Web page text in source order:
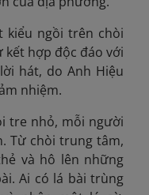
kiểu ngồi trên chòi
hợp độc đáo với
hát, do Anh Hiệu
nhiệm.
tre nhỏ, mỗi người
Từ chòi trung tâm,
và hô lên những
Ai có lá bài trùng